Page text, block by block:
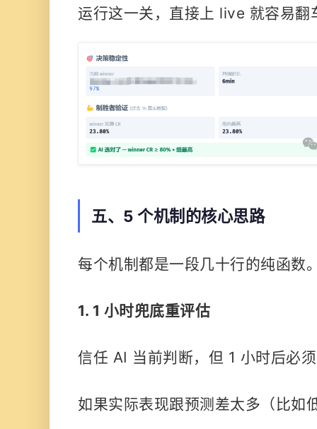
运行这一关，直接上 live 就容易翻
五、5 个机制的核心思路
每个机制都是一段几十行的纯函数
1. 1 小时兜底重评估
信任 AI 当前判断，但 1 小时后必
如果实际表现跟预测差太多（比如